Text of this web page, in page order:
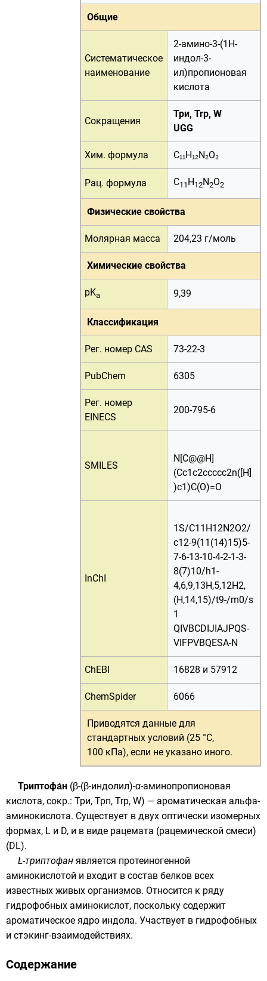
Общие
Систематическое
наименование
2-амино-3-(1H-
индол-3-
ил)пропионовая
кислота
Сокращения
Три, Trp, W
UGG
Хим. формула C₁₁H₁₂N₂O₂
Рац. формула C11 H12N2O2
Физические свойства
Молярная масса 204,23 г/моль
Химические свойства
pKa 9,39
Классификация
Рег. номер CAS 73-22-3
PubChem 6305
Рег. номер
EINECS
200-795-6
SMILES
N[C@@H]
(Cc1c2ccccc2n([H]
)c1)C(O)=O
InChI
1S/C11H12N2O2/
c12-9(11(14)15)5-
7-6-13-10-4-2-1-3-
8(7)10/h1-
4,6,9,13H,5,12H2,
(H,14,15)/t9-/m0/s
1
QIVBCDIJIAJPQS-
VIFPVBQESA-N
ChEBI 16828 и 57912
ChemSpider 6066
Приводятся данные для
стандартных условий (25 °C,
100 кПа), если не указано иного.
Триптофа́н (β-(β-индолил)-α-аминопропионовая
кислота, сокр.: Три, Трп, Trp, W) — ароматическая альфа-
аминокислота. Существует в двух оптически изомерных
формах, L и D, и в виде рацемата (рацемической смеси)
(DL).
L-триптофан является протеиногенной
аминокислотой и входит в состав белков всех
известных живых организмов. Относится к ряду
гидрофобных аминокислот, поскольку содержит
ароматическое ядро индола. Участвует в гидрофобных
и стэкинг-взаимодействиях.
Содержание